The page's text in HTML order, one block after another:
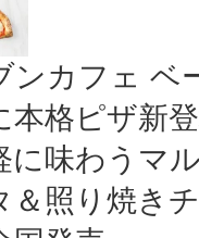
ンカフェ ベ
本格ピザ新登
に味わうマ
＆照り焼き